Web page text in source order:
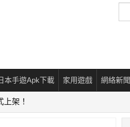
尋
本手遊Apk下載 家用遊戲 網絡新聞
架！